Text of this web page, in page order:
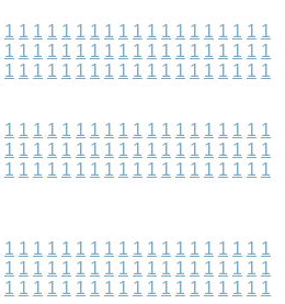
1 1 1 1 1 1 1 1 1 1 1 1 1 1 1 1 1 1 1
1 1 1 1 1 1 1 1 1 1 1 1 1 1 1 1 1 1 1
1 1 1 1 1 1 1 1 1 1 1 1 1 1 1 1 1 1 1
1 1 1 1 1 1 1 1 1 1 1 1 1 1 1 1 1 1 1
1 1 1 1 1 1 1 1 1 1 1 1 1 1 1 1 1 1 1
1 1 1 1 1 1 1 1 1 1 1 1 1 1 1 1 1 1 1
1 1 1 1 1 1 1 1 1 1 1 1 1 1 1 1 1 1 1
1 1 1 1 1 1 1 1 1 1 1 1 1 1 1 1 1 1 1
1 1 1 1 1 1 1 1 1 1 1 1 1 1 1 1 1 1 1